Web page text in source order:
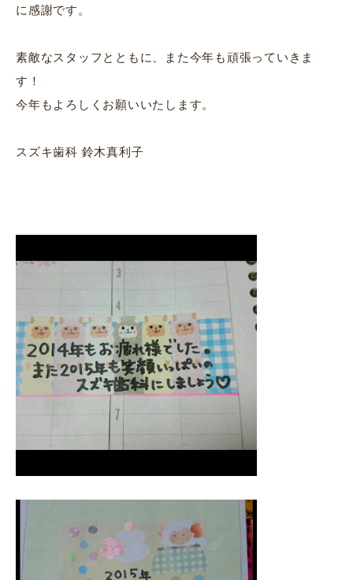
に感謝です。
素敵なスタッフとともに、また今年も頑張っていきま
す！
今年もよろしくお願いいたします。
スズキ歯科 鈴木真利子